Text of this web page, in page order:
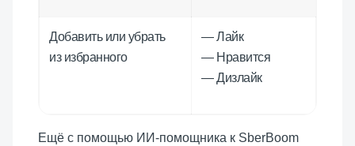
Добавить или убрать
из избранного
— Лайк
— Нравится
— Дизлайк
Ещё с помощью ИИ-помощника к SberBoom